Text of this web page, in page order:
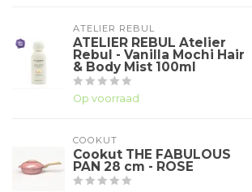
ATELIER REBUL
ATELIER REBUL Atelier
Rebul - Vanilla Mochi Hair
& Body Mist 100ml
Op voorraad
COOKUT
Cookut THE FABULOUS
PAN 28 cm - ROSE